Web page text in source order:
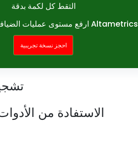
التقط كل لكمة بدقة
ارفع مستوى عمليات الضيافة الخاصة بك مع Altametrics
احجز نسخة تجريبية
الاستفادة من